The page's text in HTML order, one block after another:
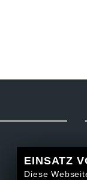
EINSATZ
Diese